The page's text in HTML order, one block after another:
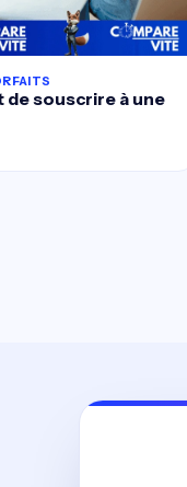
de souscrire à une